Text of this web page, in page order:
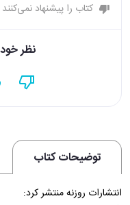
کتاب را پیشنهاد نمی‌کنند
نظر
توضیحات کتاب
انتشارات روزنه منتشر کرد: